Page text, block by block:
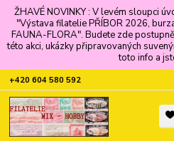
ŽHAVÉ NOVINKY : V levém sloupci
"Výstava filatelie PŘÍBOR 2026,
FAUNA-FLORA". Budete zde
této akci, ukázky připravovaných
toto info a
+420 604 580 592